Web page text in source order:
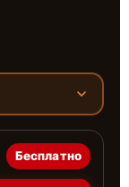
Бесплатно